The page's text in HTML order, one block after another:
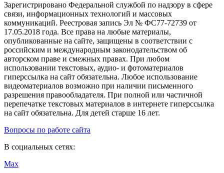
Зарегистрировано Федеральной службой по надзору в сфере
связи, информационных технологий и массовых
коммуникаций. Реестровая запись Эл № ФС77-72739 от
17.05.2018 года. Все права на любые материалы,
опубликованные на сайте, защищены в соответствии с
российским и международным законодательством об
авторском праве и смежных правах. При любом
использовании текстовых, аудио- и фотоматериалов
гиперссылка на сайт обязательна. Любое использование
видеоматериалов возможно при наличии письменного
разрешения правообладателя. При полной или частичной
перепечатке текстовых материалов в интернете гиперссылка
на сайт обязательна. Для детей старше 16 лет.
Вопросы по работе сайта
В социальных сетях:
Max